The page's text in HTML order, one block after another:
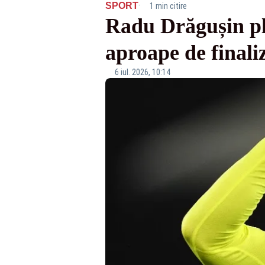
SPORT· 1 min citire
Radu Drăgușin
aproape de
6 iul. 2026, 10:14